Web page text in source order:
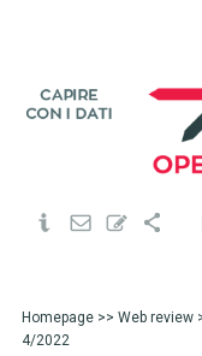
Homepage>> Web review
4/2022